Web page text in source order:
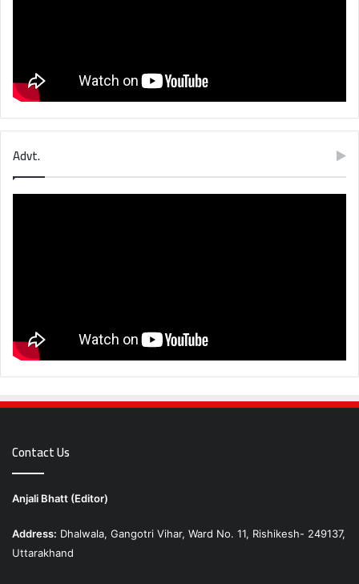
Advt.
Contact Us
Anjali Bhatt (Editor)
Address: Dhalwala, Gangotri Vihar, Ward No. 11, Rishikesh- 249137,
Uttarakhand